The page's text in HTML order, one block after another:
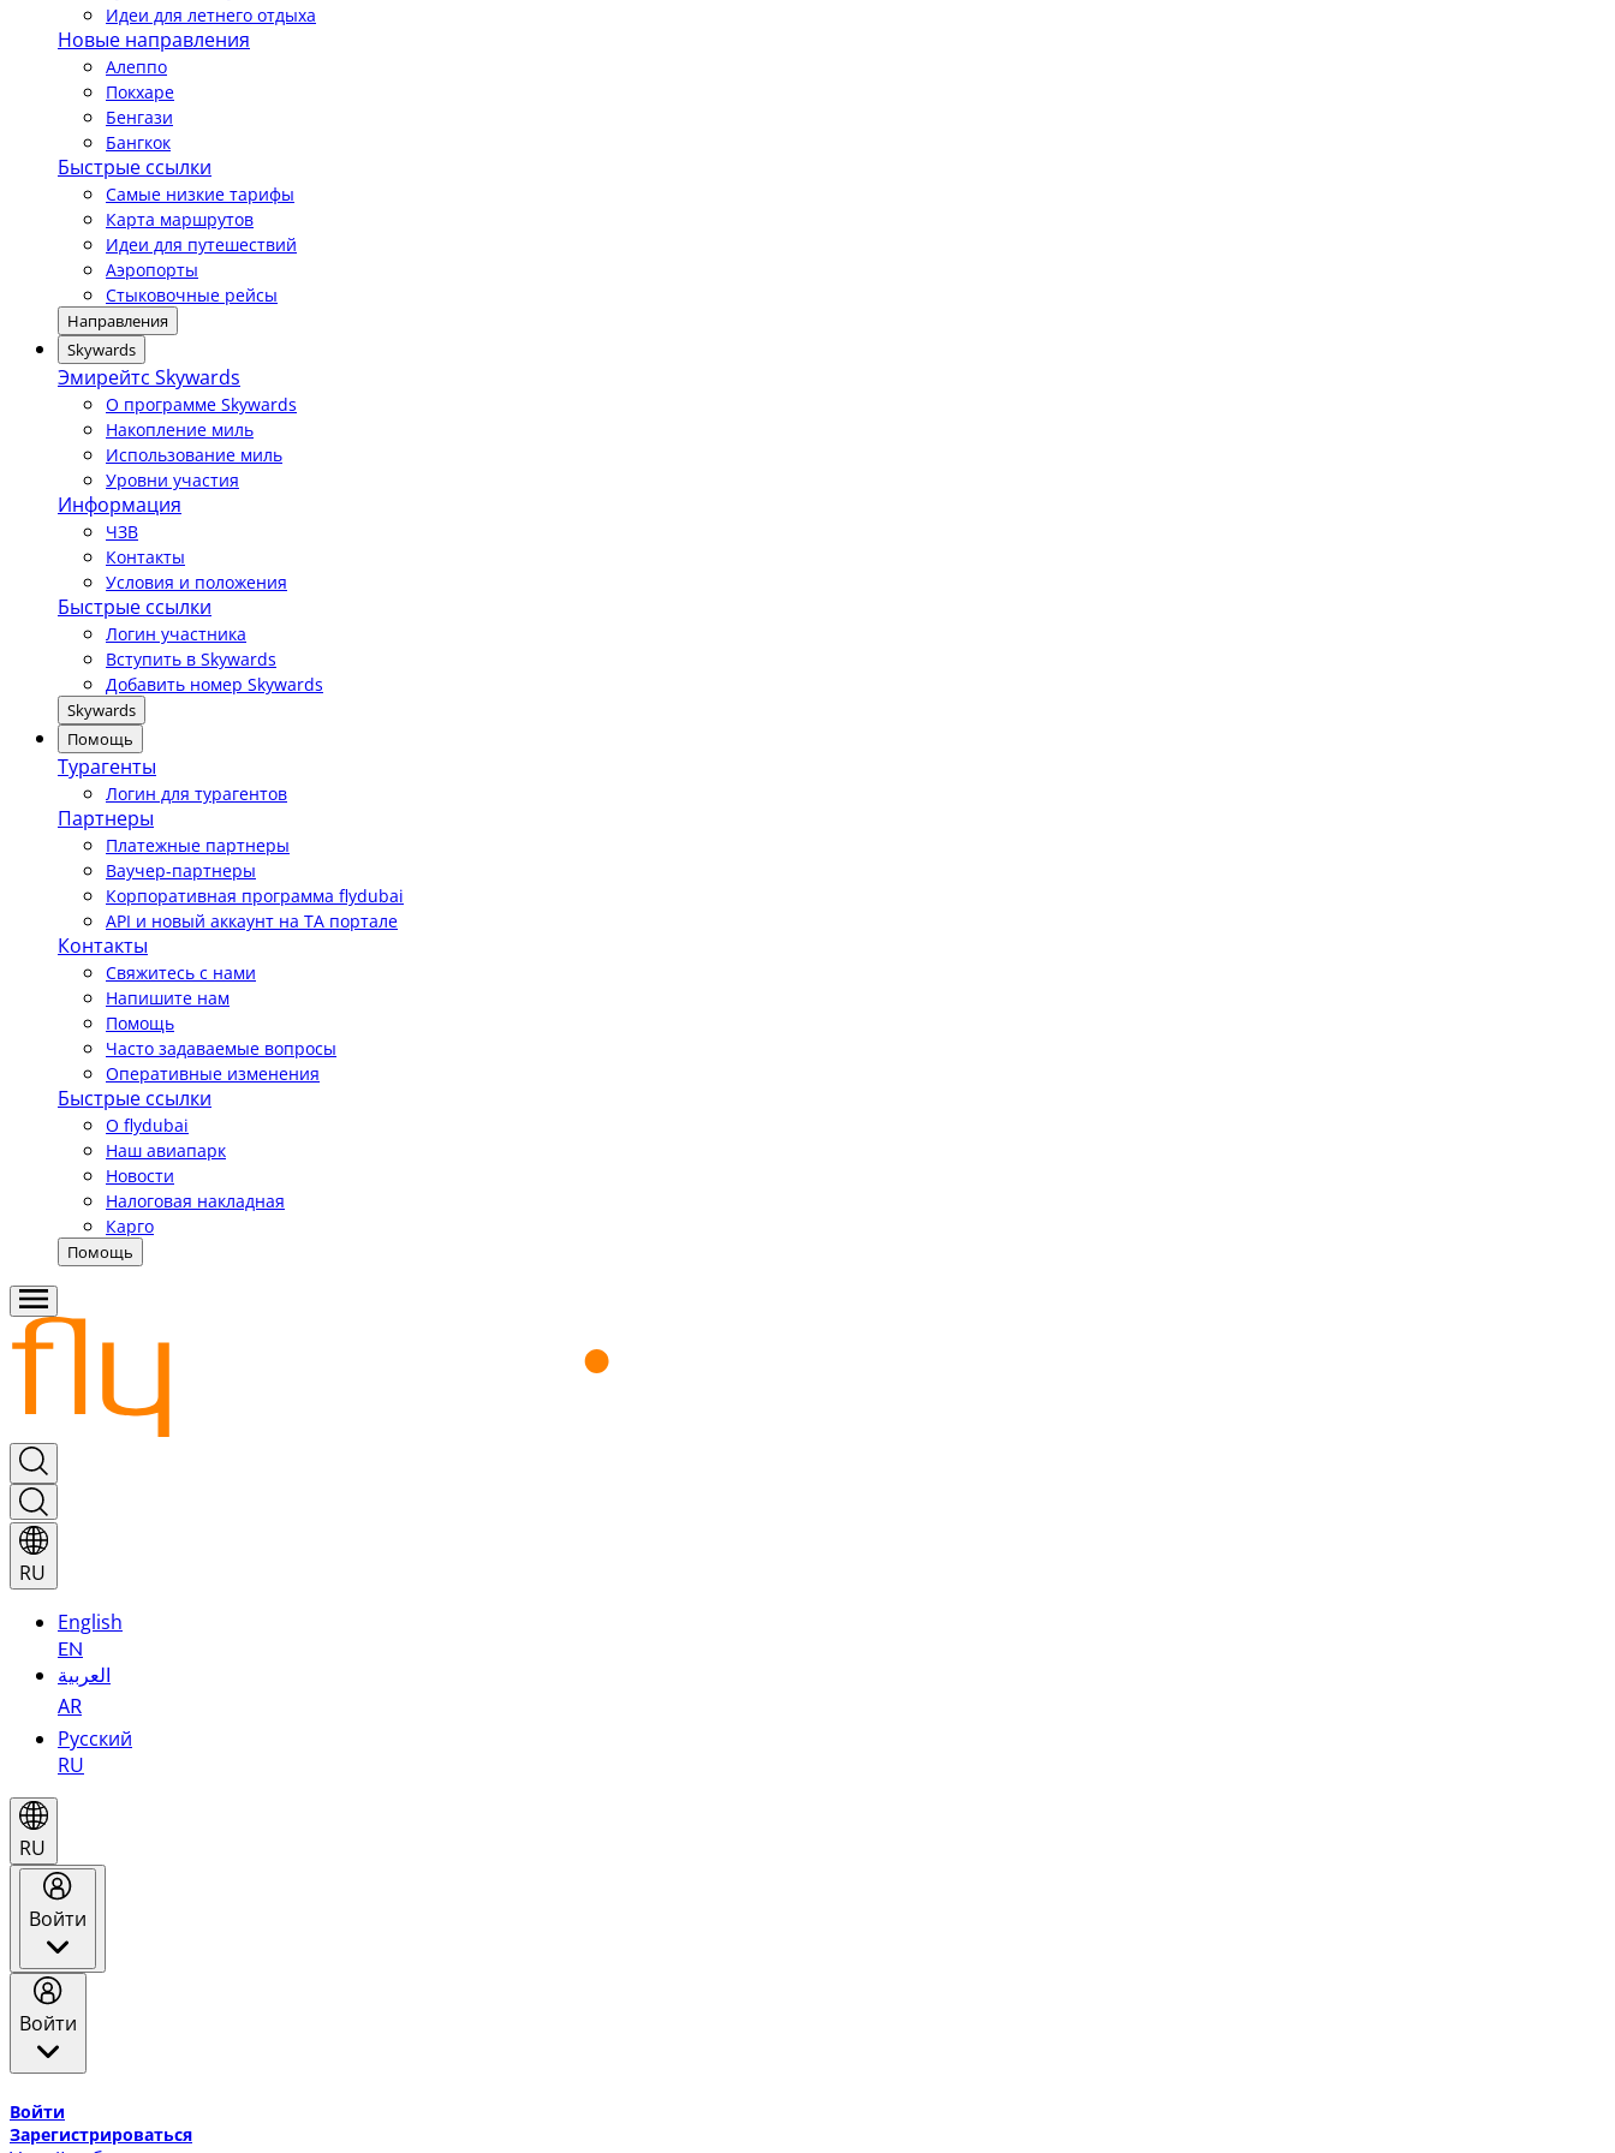
Идеи для летнего отдыха
Новые направления
Алеппо
Покхаре
Бенгази
Бангкок
Быстрые ссылки
Самые низкие тарифы
Карта маршрутов
Идеи для путешествий
Аэропорты
Стыковочные рейсы
Направления
Skywards
Эмирейтс Skywards
О программе Skywards
Накопление миль
Использование миль
Уровни участия
Информация
ЧЗВ
Контакты
Условия и положения
Быстрые ссылки
Логин участника
Вступить в Skywards
Добавить номер Skywards
Skywards
Помощь
Турагенты
Логин для турагентов
Партнеры
Платежные партнеры
Ваучер-партнеры
Корпоративная программа flydubai
API и новый аккаунт на TA портале
Контакты
Свяжитесь с нами
Напишите нам
Помощь
Часто задаваемые вопросы
Оперативные изменения
Быстрые ссылки
О flydubai
Наш авиапарк
Новости
Налоговая накладная
Карго
Помощь
RU
English
EN
العربية
AR
Русский
RU
RU
Войти
Войти
Войти
Зарегистрироваться